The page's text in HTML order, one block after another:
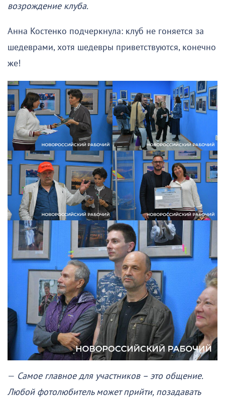
возрождение клуба.
Анна Костенко подчеркнула: клуб не гоняется за
шедеврами, хотя шедевры приветствуются, конечно
же!
— Самое главное для участников – это общение.
Любой фотолюбитель может прийти, позадавать